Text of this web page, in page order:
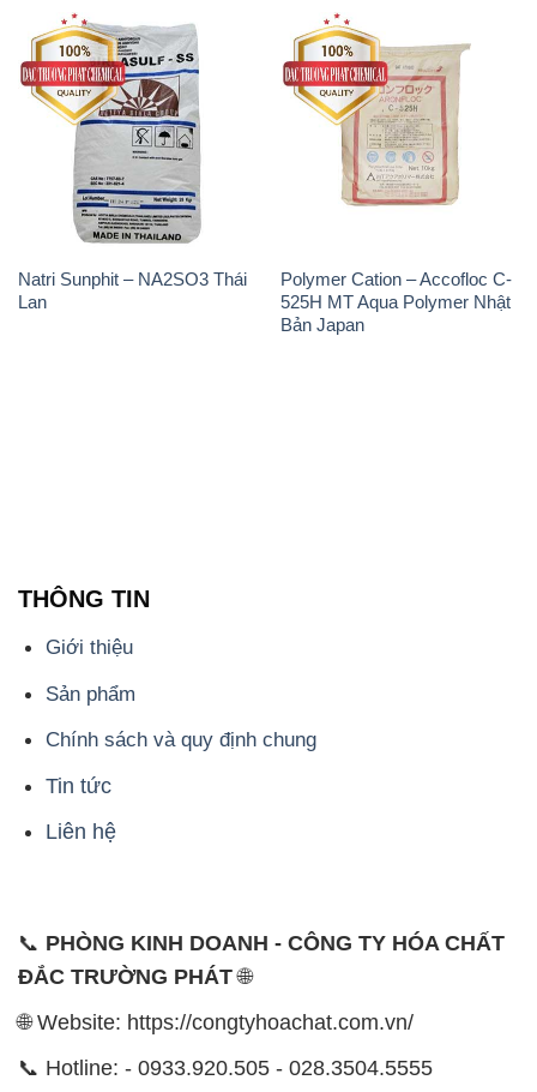
Natri Sunphit – NA2SO3 Thái
Lan
Polymer Cation – Accofloc C-
525H MT Aqua Polymer Nhật
Bản Japan
THÔNG TIN
Giới thiệu
Sản phẩm
Chính sách và quy định chung
Tin tức
Liên hệ
📞 PHÒNG KINH DOANH - CÔNG TY HÓA CHẤT
ĐẮC TRƯỜNG PHÁT🌐
🌐 Website: https://congtyhoachat.com.vn/
📞 Hotline: - 0933.920.505 - 028.3504.5555